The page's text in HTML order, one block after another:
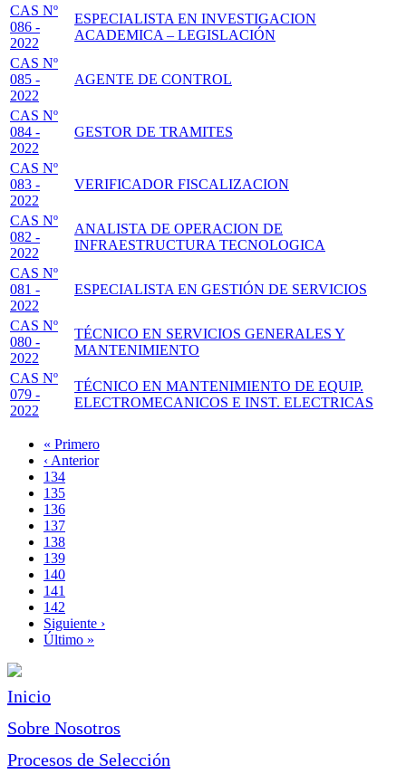
CAS Nº
086 -
2022
ESPECIALISTA EN INVESTIGACION
ACADEMICA – LEGISLACIÓN
CAS Nº
085 -
2022
AGENTE DE CONTROL
CAS Nº
084 -
2022
GESTOR DE TRAMITES
CAS Nº
083 -
2022
VERIFICADOR FISCALIZACION
CAS Nº
082 -
2022
ANALISTA DE OPERACION DE
INFRAESTRUCTURA TECNOLOGICA
CAS Nº
081 -
2022
ESPECIALISTA EN GESTIÓN DE SERVICIOS
CAS Nº
080 -
2022
TÉCNICO EN SERVICIOS GENERALES Y
MANTENIMIENTO
CAS Nº
079 -
2022
TÉCNICO EN MANTENIMIENTO DE EQUIP.
ELECTROMECANICOS E INST. ELECTRICAS
Paginación
Primera
página
« Primero
Página
anterior
‹ Anterior
Page
134
Page
135
Page
136
Page
137
Página
actual
138
Page
139
Page
140
Page
141
Page
142
Siguiente
página
Siguiente ›
Última
Último »
Inicio
Sobre Nosotros
Procesos de Selección